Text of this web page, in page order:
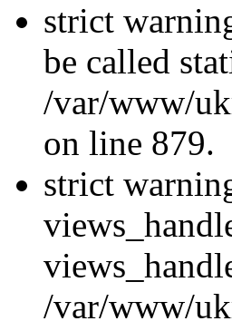
strict
be called
/var/www/
on line 879.
strict
/var/www/